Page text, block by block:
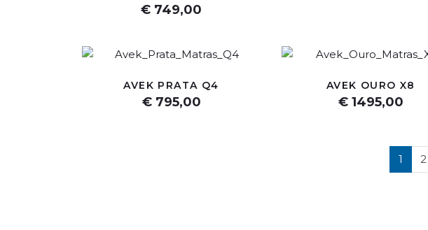
€ 749,00
AVEK PRATA Q4
€ 795,00
AVEK OURO X8
€ 1495,00
1 2